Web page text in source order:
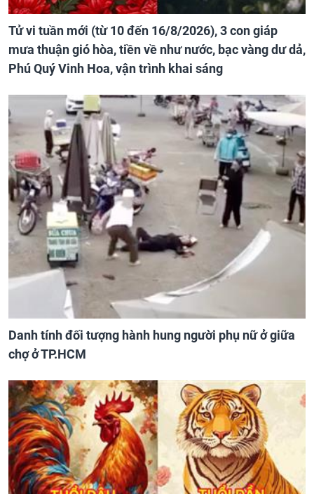
Tử vi tuần mới (từ 10 đến 16/8/2026), 3 con giáp
mưa thuận gió hòa, tiền về như nước, bạc vàng dư dả,
Phú Quý Vinh Hoa, vận trình khai sáng
Danh tính đối tượng hành hung người phụ nữ ở giữa
chợ ở TP.HCM